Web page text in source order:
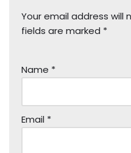
Your email address will
fields are marked *
Name *
Email *